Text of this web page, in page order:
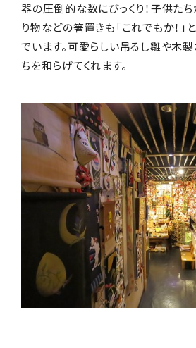
PERSON
"職業" に着目したプ
ピックアップ記事から探す
ギフト体験の提案
器の圧倒的な数にびっくり！子供た
り物などの箸置きも「これでもか！
でいます。可愛らしい吊るし雛や木
ちを和らげてくれます。